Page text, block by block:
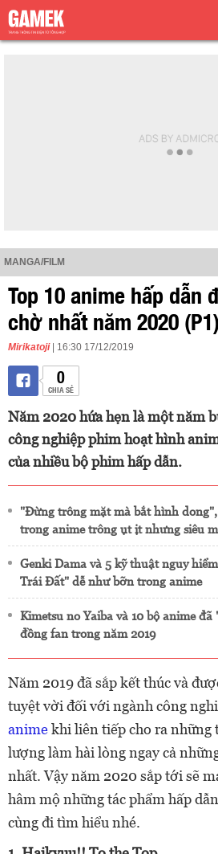
MANGA/FILM
Top 10 anime hấp dẫn
chờ nhất năm 2020 (P1)
Mirikatoji | 16:30 17/12/2019
0
CHIA SẺ
Năm 2020 hứa hẹn là một năm
công nghiệp phim hoạt hình
của nhiều bộ phim hấp dẫn.
"Đừng trông mặt mà bắt hình dong",
trong anime trông ụt ịt nhưng siêu
Genki Dama và 5 kỹ thuật nguy
Trái Đất" dễ như bỡn trong anime
Kimetsu no Yaiba và 10 bộ anime
đồng fan trong năm 2019
Năm 2019 đã sắp kết thúc và
tuyệt vời đối với ngành công
animekhi liên tiếp cho ra những
lượng làm hài lòng ngay cả
nhất. Vậy năm 2020 sắp tới sẽ
hâm mộ những tác phẩm hấp
cùng đi tìm hiểu nhé.